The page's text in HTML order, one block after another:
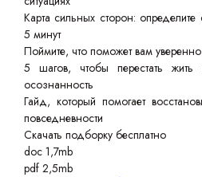
Карта сильных сторон:
5 минут
Поймите, что поможет вам уверенно
5 шагов, чтобы перестать жить
осознанность
Гайд, который помогает
повседневности
Скачать подборку бесплатно
doc 1,7mb
pdf 2,5mb